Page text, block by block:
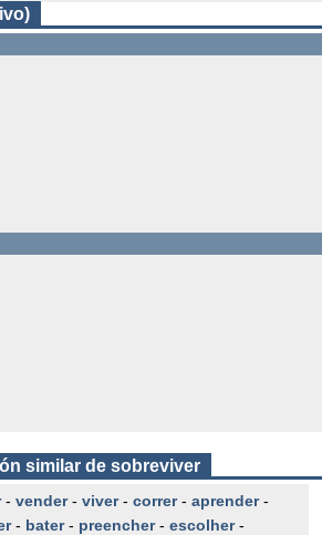
similar de sobreviver
- vender- viver- correr- aprender-
- bater- preencher- escolher-